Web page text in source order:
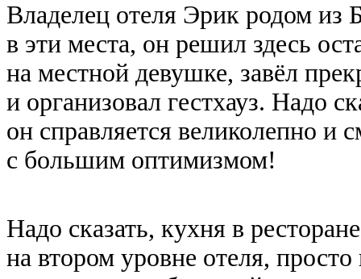
Владелец отеля Эрик родом
в эти места, он решил здесь
на местной девушке, завёл
и организовал гестхауз. Надо
он справляется великолепно и
с большим оптимизмом!
Надо сказать, кухня в
на втором уровне отеля,